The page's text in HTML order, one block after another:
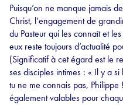
Puisqu’on ne manque jamais
Christ, l’engagement de
du Pasteur qui les connaît et
eux reste toujours d’actualité
(Significatif à cet égard est le
ses disciples intimes : « Il y a
tu ne me connais pas,
également valables pour